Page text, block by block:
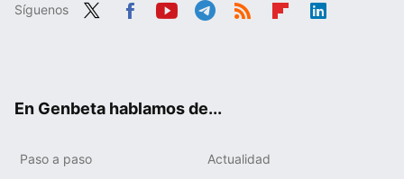
Síguenos
En Genbeta hablamos de...
Paso a paso Actualidad